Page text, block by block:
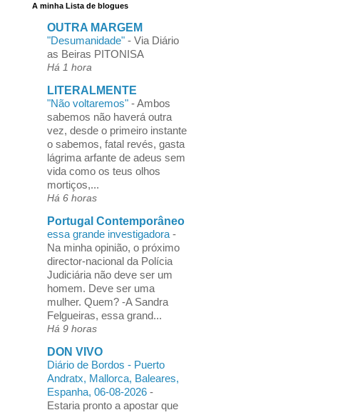
A minha Lista de blogues
OUTRA MARGEM
"Desumanidade" - Via Diário
as Beiras PITONISA
Há 1 hora
LITERALMENTE
"Não voltaremos" -Ambos
sabemos não haverá outra
vez, desde o primeiro instante
o sabemos, fatal revés, gasta
lágrima arfante de adeus sem
vida como os teus olhos
mortiços,...
Há 6 horas
Portugal Contemporâneo
essa grande investigadora -
Na minha opinião, o próximo
director-nacional da Polícia
Judiciária não deve ser um
homem. Deve ser uma
mulher. Quem? -A Sandra
Felgueiras, essa grand...
Há 9 horas
DON VIVO
Diário de Bordos - Puerto
Andratx, Mallorca, Baleares,
Espanha, 06-08-2026 -
Estaria pronto a apostar que